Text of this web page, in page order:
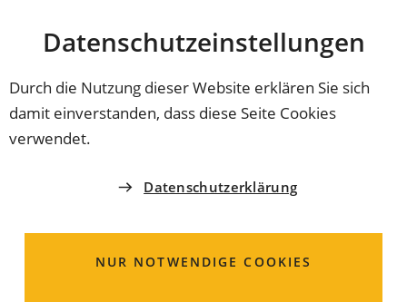
Datenschutz­einstellungen
Durch die Nutzung dieser Website erklären Sie sich
damit einverstanden, dass diese Seite Cookies
verwendet.
Datenschutzerklärung
NUR NOTWENDIGE COOKIES
INHALT ANSPRINGEN
Coburg
Im obersten Stockwerk gibt es viele Zugänge zur